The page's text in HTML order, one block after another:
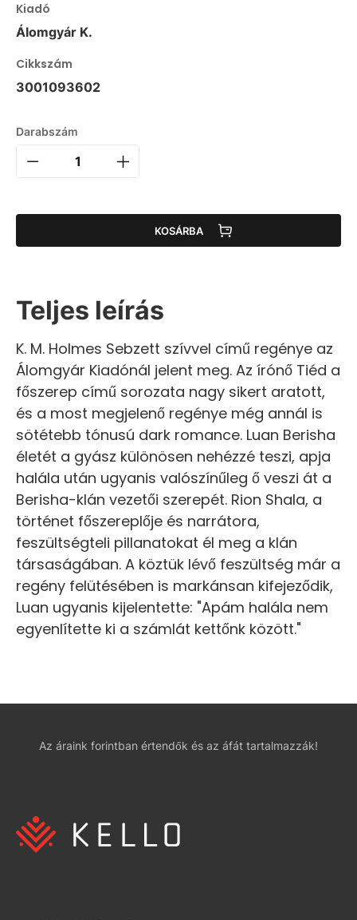
Kiadó
Álomgyár K.
Cikkszám
3001093602
Darabszám
KOSÁRBA
Teljes leírás
K. M. Holmes Sebzett szívvel című regénye az
Álomgyár Kiadónál jelent meg. Az írónő Tiéd a
főszerep című sorozata nagy sikert aratott,
és a most megjelenő regénye még annál is
sötétebb tónusú dark romance. Luan Berisha
életét a gyász különösen nehézzé teszi, apja
halála után ugyanis valószínűleg ő veszi át a
Berisha-klán vezetői szerepét. Rion Shala, a
történet főszereplője és narrátora,
feszültségteli pillanatokat él meg a klán
társaságában. A köztük lévő feszültség már a
regény felütésében is markánsan kifejeződik,
Luan ugyanis kijelentette: "Apám halála nem
egyenlítette ki a számlát kettőnk között."
Az áraink forintban értendők és az áfát tartalmazzák!